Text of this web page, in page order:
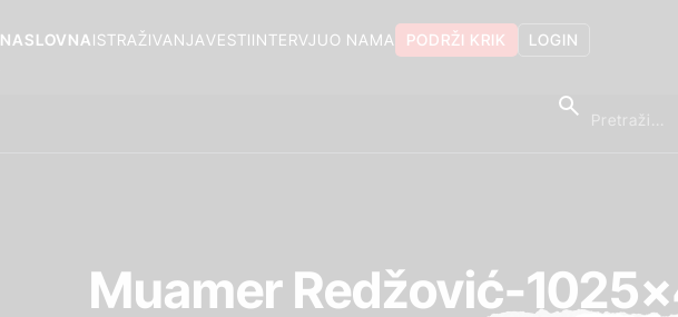
LOGIN
PODRŽI KRIK
O NAMA
INTERVJU
VESTI
ISTRAŽIVANJA
NASLOVNA
Muamer Redžović-